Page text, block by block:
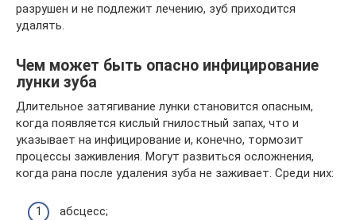
разрушен и не подлежит лечению, зуб приходится
удалять.
Чем может быть опасно инфицирование
лунки зуба
Длительное затягивание лунки становится опасным,
когда появляется кислый гнилостный запах, что и
указывает на инфицирование и, конечно, тормозит
процессы заживления. Могут развиться осложнения,
когда рана после удаления зуба не заживает. Среди них:
абсцесс;